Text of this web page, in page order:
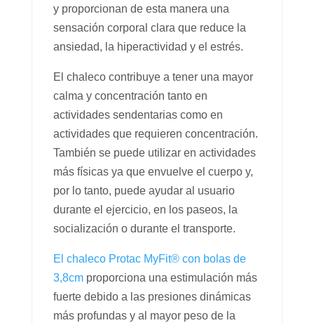
y proporcionan de esta manera una
sensación corporal clara que reduce la
ansiedad, la hiperactividad y el estrés.
El chaleco contribuye a tener una mayor
calma y concentración tanto en
actividades sendentarias como en
actividades que requieren concentración.
También se puede utilizar en actividades
más físicas ya que envuelve el cuerpo y,
por lo tanto, puede ayudar al usuario
durante el ejercicio, en los paseos, la
socialización o durante el transporte.
El chaleco Protac MyFit® con bolas de
3,8cmproporciona una estimulación más
fuerte debido a las presiones dinámicas
más profundas y al mayor peso de la